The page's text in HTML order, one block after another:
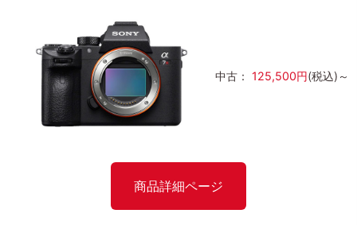
中古： 125,500円(税込)～
商品詳細ページ